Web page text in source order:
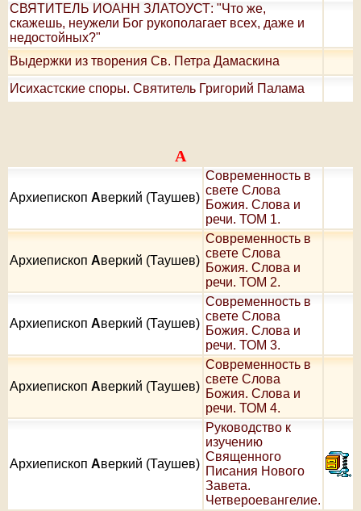
СВЯТИТЕЛЬ ИОАНН ЗЛАТОУСТ: "Что же,
скажешь, неужели Бог рукополагает всех, даже и
недостойных?"
Выдержки из творения Св. Петра Дамаскина
Исихастские споры. Святитель Григорий Палама
А
Архиепископ Аверкий (Таушев)
Современность в
свете Слова
Божия. Слова и
речи. ТОМ 1.
Архиепископ Аверкий (Таушев)
Современность в
свете Слова
Божия. Слова и
речи. ТОМ 2.
Архиепископ Аверкий (Таушев)
Современность в
свете Слова
Божия. Слова и
речи. ТОМ 3.
Архиепископ Аверкий (Таушев)
Современность в
свете Слова
Божия. Слова и
речи. ТОМ 4.
Архиепископ Аверкий (Таушев)
Руководство к
изучению
Священного
Писания Нового
Завета.
Четвероевангелие.